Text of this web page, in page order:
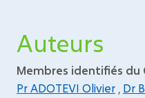
Auteurs
Membres identifiés du
Pr ADOTEVI Olivier Dr